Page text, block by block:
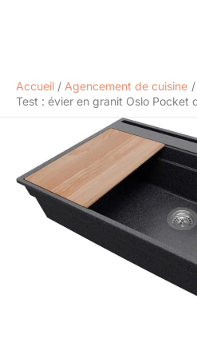
Accueil
Agencement de cuisine
Test : évier en granit Oslo Pocket